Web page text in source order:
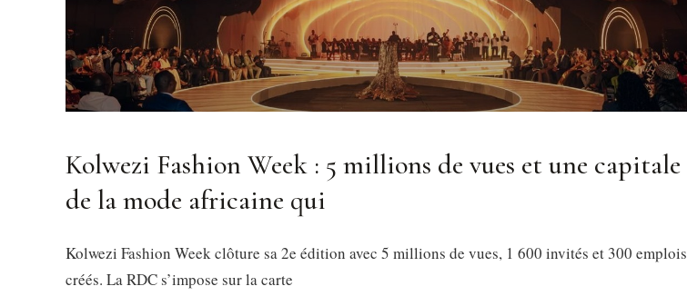
Kolwezi Fashion Week : 5 millions de vues et une capitale
de la mode africaine qui
Kolwezi Fashion Week clôture sa 2e édition avec 5 millions de vues, 1 600 invités et 300 emplois
créés. La RDC s’impose sur la carte